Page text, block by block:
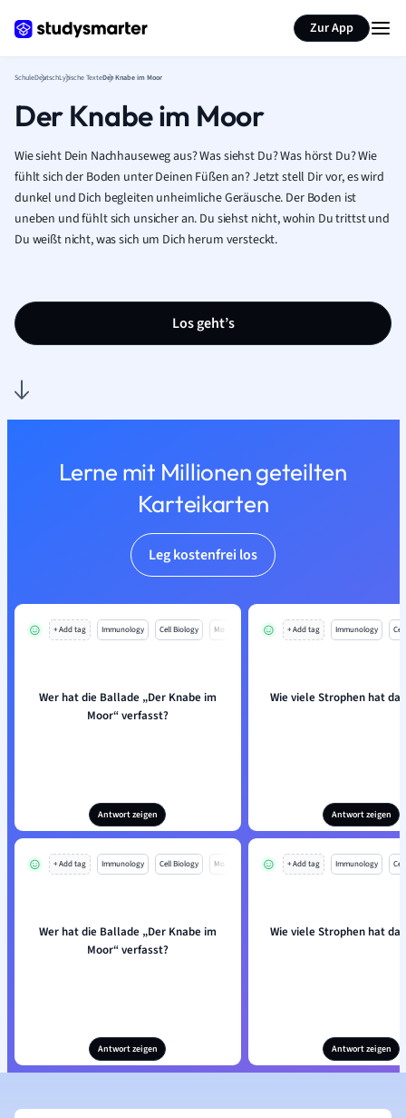
Zur App
SchuleDeutschLyrische TexteDer Knabe im Moor
Der Knabe im Moor
Wie sieht Dein Nachhauseweg aus? Was siehst Du? Was hörst Du? Wie
fühlt sich der Boden unter Deinen Füßen an? Jetzt stell Dir vor, es wird
dunkel und Dich begleiten unheimliche Geräusche. Der Boden ist
uneben und fühlt sich unsicher an. Du siehst nicht, wohin Du trittst und
Du weißt nicht, was sich um Dich herum versteckt.
Los geht’s
Lerne mit Millionen geteilten
Karteikarten
Leg kostenfrei los
+ Add tag Immunology Cell Biology Mo
Wer hat die Ballade „Der Knabe im
Moor“ verfasst?
Antwort zeigen
+ Add tag Immunology
Wie viele Strophen hat
Antwort zeigen
+ Add tag Immunology Cell Biology Mo
Wer hat die Ballade „Der Knabe im
Moor“ verfasst?
Antwort zeigen
+ Add tag Immunology
Wie viele Strophen hat
Antwort zeigen
Seite zusammenfassen